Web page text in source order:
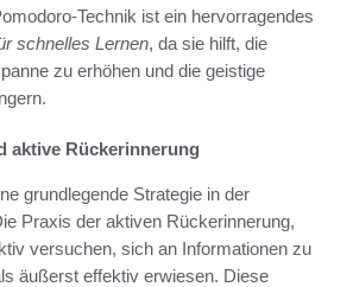
Technik ist ein hervorragendes
schnelles Lernen, da sie hilft, die
zu erhöhen und die geistige
aktive Rückerinnerung
grundlegende Strategie in der
Praxis der aktiven Rückerinnerung,
versuchen, sich an Informationen zu
äußerst effektiv erwiesen. Diese